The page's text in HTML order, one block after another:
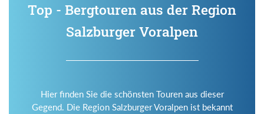
Top - Bergtouren aus der Region
Salzburger Voralpen
Hier finden Sie die schönsten Touren aus dieser
Gegend. Die Region Salzburger Voralpen ist bekannt